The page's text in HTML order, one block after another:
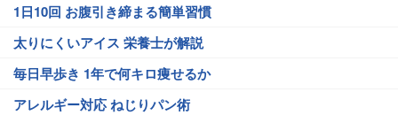
1日10回 お腹引き締まる簡単習慣
太りにくいアイス 栄養士が解説
毎日早歩き 1年で何キロ痩せるか
アレルギー対応 ねじりパン術